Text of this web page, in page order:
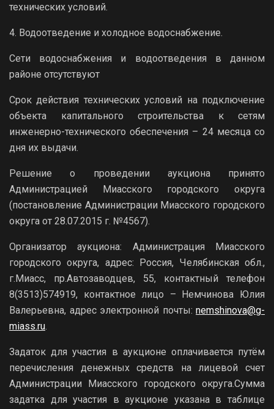
технических условий.
4. Водоотведение и холодное водоснабжение.
Сети водоснабжения и водоотведения в данном
районе отсутствуют
Срок действия технических условий на подключение
объекта капитального строительства к сетям
инженерно-технического обеспечения – 24 месяца со
дня их выдачи.
Решение о проведении аукциона принято
Администрацией Миасского городского округа
(постановление Администрации Миасского городского
округа от 28.07.2015 г. №4567).
Организатор аукциона: Администрация Миасского
городского округа, адрес: Россия, Челябинская обл.,
г.Миасс, пр.Автозаводцев, 55, контактный телефон
8(3513)574919, контактное лицо – Немчинова Юлия
Валерьевна, адрес электронной почты: nemshinova@g-
miass.ru.
Задаток для участия в аукционе оплачивается путём
перечисления денежных средств на лицевой счет
Администрации Миасского городского округа.Сумма
задатка для участия в аукционе указана в таблице